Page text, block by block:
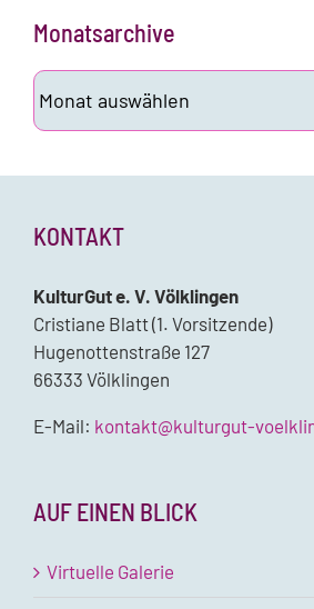
Monatsarchive
Monatsarchive
KONTAKT
KulturGut e. V. Völklingen
Cristiane Blatt (1. Vorsitzende)
Hugenottenstraße 127
66333 Völklingen
E-Mail: kontakt@kulturgut-
AUF EINEN BLICK
Virtuelle Galerie